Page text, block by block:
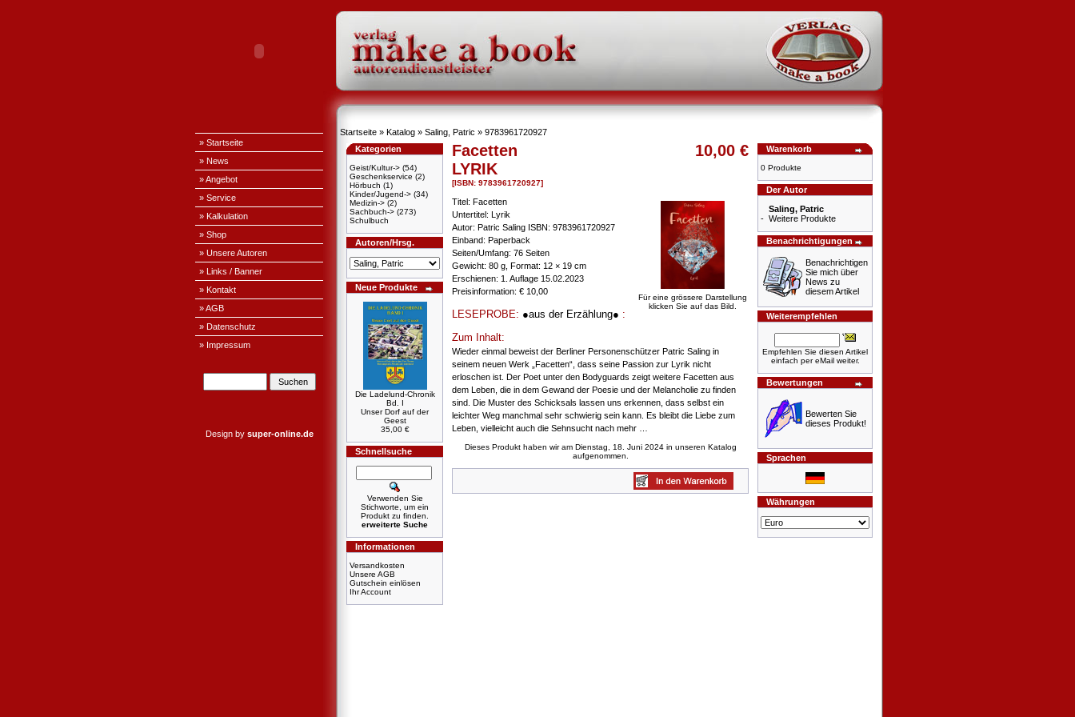
» Startseite
» News
» Angebot
» Service
» Kalkulation
» Shop
» Unsere Autoren
» Links / Banner
» Kontakt
» AGB
» Datenschutz
» Impressum
Design by super-online.de
Startseite » Katalog » Saling, Patric » 9783961720927
Kategorien
Geist/Kultur-> (54)
Geschenkservice (2)
Hörbuch (1)
Kinder/Jugend-> (34)
Medizin-> (2)
Sachbuch-> (273)
Schulbuch
Autoren/Hrsg.
Neue Produkte
Die Ladelund-Chronik
Bd. I
Unser Dorf auf der
Geest
35,00 €
Schnellsuche
Verwenden Sie
Stichworte, um ein
Produkt zu finden.
erweiterte Suche
Informationen
Versandkosten
Unsere AGB
Gutschein einlösen
Ihr Account
Facetten
LYRIK
[ISBN: 9783961720927]
10,00 €
Für eine grössere Darstellung
klicken Sie auf das Bild.
Titel: Facetten
Untertitel: Lyrik
Autor: Patric Saling ISBN: 9783961720927
Einband: Paperback
Seiten/Umfang: 76 Seiten
Gewicht: 80 g, Format: 12 × 19 cm
Erschienen: 1. Auflage 15.02.2023
Preisinformation: € 10,00
LESEPROBE: ●aus der Erzählung● :
Zum Inhalt:
Wieder einmal beweist der Berliner Personenschützer Patric Saling in
seinem neuen Werk „Facetten“, dass seine Passion zur Lyrik nicht
erloschen ist. Der Poet unter den Bodyguards zeigt weitere Facetten aus
dem Leben, die in dem Gewand der Poesie und der Melancholie zu finden
sind. Die Muster des Schicksals lassen uns erkennen, dass selbst ein
leichter Weg manchmal sehr schwierig sein kann. Es bleibt die Liebe zum
Leben, vielleicht auch die Sehnsucht nach mehr …
Dieses Produkt haben wir am Dienstag, 18. Juni 2024 in unseren Katalog
aufgenommen.
Warenkorb
0 Produkte
Der Autor
Saling, Patric
- Weitere Produkte
Benachrichtigungen
Benachrichtigen
Sie mich über
News zu
diesem Artikel
Weiterempfehlen
Empfehlen Sie diesen Artikel
einfach per eMail weiter.
Bewertungen
Bewerten Sie
dieses Produkt!
Sprachen
Währungen